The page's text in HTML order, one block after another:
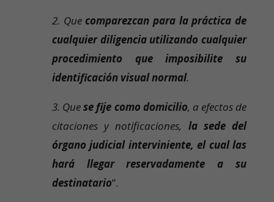
2. Que comparezcan para la práctica de
cualquier diligencia utilizando cualquier
procedimiento que imposibilite su
identificación visual normal.
3. Quese fije como domicilio, a efectos de
citaciones y notificaciones, la sede del
órgano judicial interviniente, el cual las
hará llegar reservadamente a su
destinatario”.